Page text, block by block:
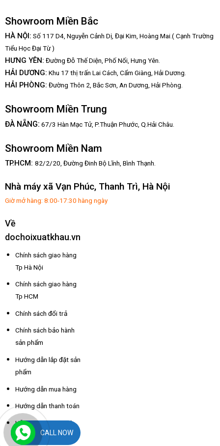
Showroom Miền Bắc
HÀ NỘI: Số 117 D4, Nguyễn Cảnh Dị, Đại Kim, Hoàng Mai.( Cạnh Trường
Tiểu Học Đại Từ )
HƯNG YÊN: Đường Đỗ Thế Diện, Phố Nối, Hưng Yên.
HẢI DƯƠNG: Khu 17 thị trấn Lai Cách, Cẩm Giàng, Hải Dương.
HẢI PHÒNG: Đường Thôn 2, Bắc Sơn, An Dương, Hải Phòng.
Showroom Miền Trung
ĐÀ NẴNG: 67/3 Hàn Mạc Tử, P.Thuận Phước, Q.Hải Châu.
Showroom Miền Nam
TP.HCM: 82/2/20, Đường Đinh Bộ Lĩnh, Bình Thạnh.
Nhà máy xã Vạn Phúc, Thanh Trì, Hà Nội
Giờ mở hàng: 8:00-17:30 hàng ngày
Về
dochoixuatkhau.vn
Chính sách giao hàng
Tp Hà Nội
Chính sách giao hàng
Tp HCM
Chính sách đổi trả
Chính sách bảo hành
sản phẩm
Hướng dẫn lắp đặt sản
phẩm
Hướng dẫn mua hàng
Hướng dẫn thanh toán
Hỗ trợ thông tin nhà
xe các tỉnhCALL NOW